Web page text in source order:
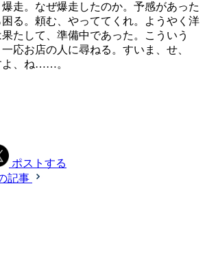
走。なぜ爆走したのか。予感があった
る。頼む、やっててくれ。ようやく洋
たして、準備中であった。こういう
応お店の人に尋ねる。すいま、せ、
よ、ね……。
ポストする
記事